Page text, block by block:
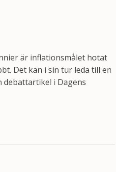
är inflationsmålet hotat
Det kan i sin tur leda till en
i Dagens